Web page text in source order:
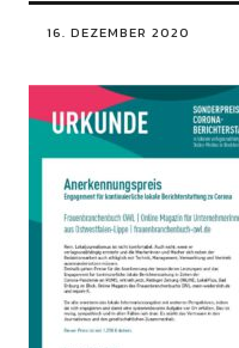
16. DEZEMBER 2020